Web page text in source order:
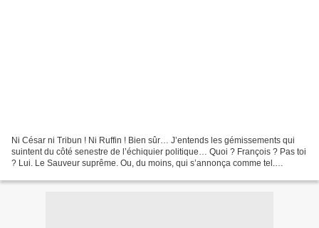
Ni César ni Tribun ! Ni Ruffin ! Bien sûr… J’entends les gémissements qui
suintent du côté senestre de l’échiquier politique… Quoi ? François ? Pas toi
? Lui. Le Sauveur suprême. Ou, du moins, qui s’annonça comme tel.